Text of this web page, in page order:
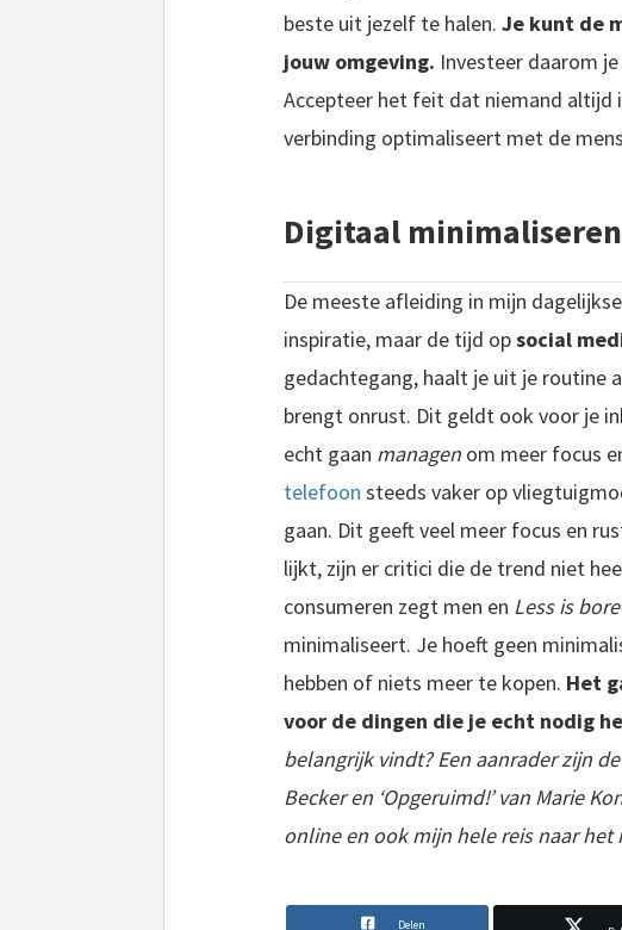
beste uit jezelf te halen. Je kunt de
jouw omgeving. Investeer daarom
Accepteer het feit dat niemand altijd
verbinding optimaliseert met de
Digitaal minimaliseren
De meeste afleiding in mijn
inspiratie, maar de tijd opsocial
gedachtegang, haalt je uit je routine
brengt onrust. Dit geldt ook voor je
echt gaan managen om meer focus
telefoon steeds vaker op
gaan. Dit geeft veel meer focus en
lijkt, zijn er critici die de trend niet
consumeren zegt men en Less is bore
minimaliseert. Je hoeft geen
hebben of niets meer te kopen. Het
voor de dingen die je echt nodig
belangrijk vindt? Een aanrader zijn
Becker en ‘Opgeruimd!’ van Marie
online en ook mijn hele reis naar
Delen